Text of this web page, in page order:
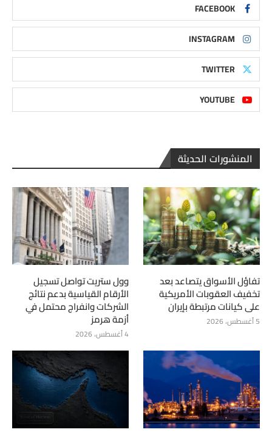
FACEBOOK
INSTAGRAM
TWITTER
YOUTUBE
المنشورات الحديثة
تفاؤل الأسواق يتصاعد بعد
تخفيف العقوبات الأمريكية
على كيانات مرتبطة بإيران
5 أغسطس، 2026
وول ستريت تواصل تسجيل
الأرقام القياسية بدعم نتائج
الشركات وانفراج محتمل في
أزمة هرمز
4 أغسطس، 2026